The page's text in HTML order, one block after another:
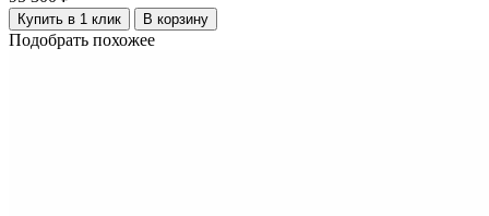
Купить в 1 клик В корзину
Подобрать похожее